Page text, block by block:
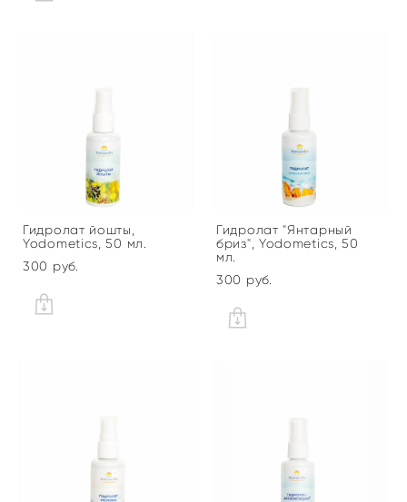
Гидролат йошты,
Yodometics, 50 мл.
300 pуб.
Гидролат "Янтарный
бриз", Yodometics, 50
мл.
300 pуб.